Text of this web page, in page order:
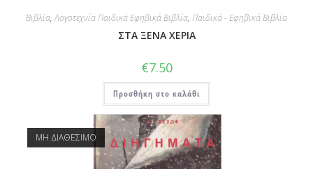
Βιβλία,Λογοτεχνία Παιδικά Εφηβικά Βιβλία, Παιδικά - Εφηβικά Βιβλία
ΣΤΑ ΞΕΝΑ ΧΕΡΙΑ
€7.50
Προσθήκη στο καλάθι
ΜΗ ΔΙΑΘΕΣΙΜΟ